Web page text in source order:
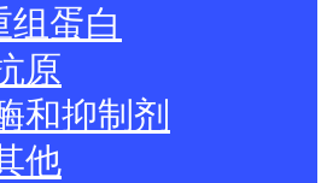
组蛋白
原
和抑制剂
他